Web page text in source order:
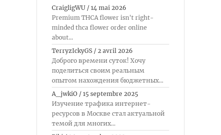
CraigligWU / 14 mai 2026
Premium THCA flower isn't right-
minded thca flower order online
about...
TerryzIckyGS / 2 avril 2026
Доброго времени суток! Хочу
поделиться своим реальным
опытом нахождения бюджетных...
A_jwkiO / 15 septembre 2025
Изучение трафика интернет-
ресурсов в Москве стал актуальной
темой для многих...